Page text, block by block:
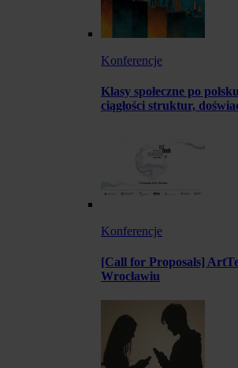
Konferencje
Klasy społeczne po
ciągłości struktur,
Konferencje
[Call for Proposals]
Wrocławiu